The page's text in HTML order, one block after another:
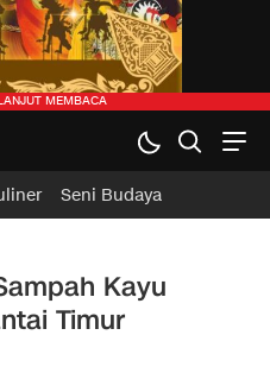
Seni Budaya
Kayu
Timur